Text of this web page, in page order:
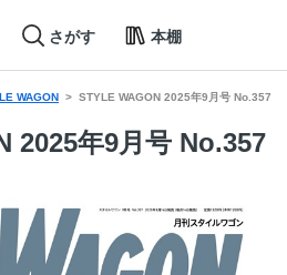
さがす 本棚
WAGON STYLE WAGON 2025年9月号 No.357
2025年9月号 No.357